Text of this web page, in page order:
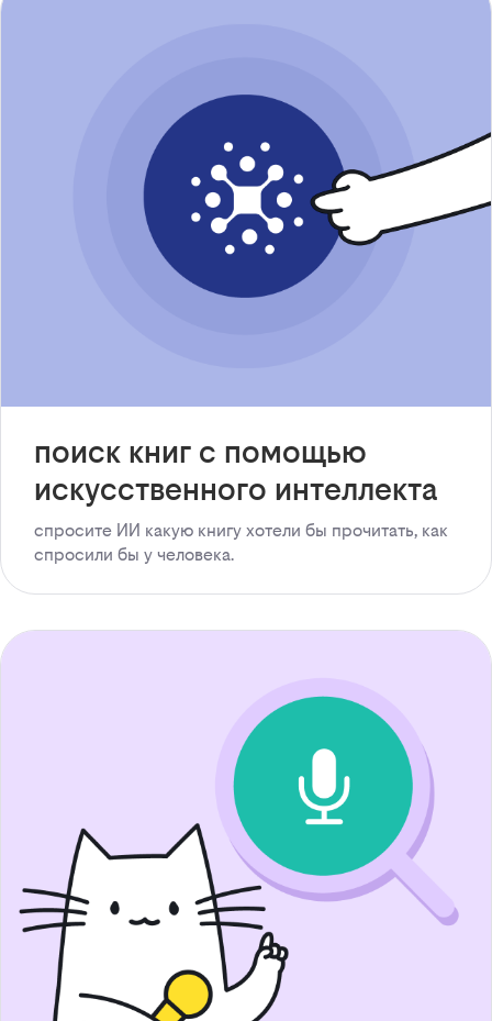
поиск книг с помощью
искусственного интеллекта
спросите ИИ какую книгу хотели бы прочитать, как
спросили бы у человека.